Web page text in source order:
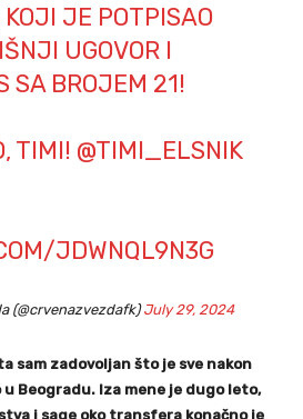
JE POTPISAO
UGOVOR I
SA BROJEM 21!
TIMI! @TIMI_ELSNIK
JDWNQL9N3G
(@crvenazvezdafk)July 29, 2024
sam zadovoljan što je sve nakon
Beogradu. Iza mene je dugo leto,
i sage oko transfera konačno je